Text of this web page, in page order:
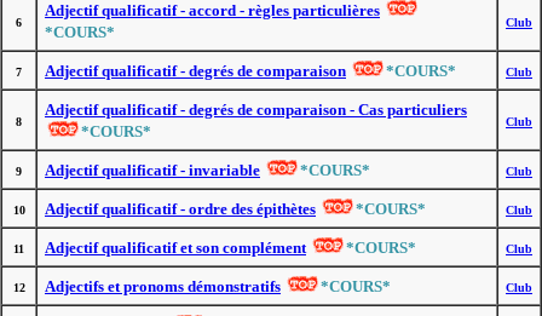
6
Adjectif qualificatif - accord - règles particulières
*COURS*
Club
7 Adjectif qualificatif - degrés de comparaison *COURS* Club
8
Adjectif qualificatif - degrés de comparaison - Cas particuliers
*COURS*
Club
9 Adjectif qualificatif - invariable *COURS* Club
10 Adjectif qualificatif - ordre des épithètes *COURS* Club
11 Adjectif qualificatif et son complément *COURS* Club
12 Adjectifs et pronoms démonstratifs *COURS* Club